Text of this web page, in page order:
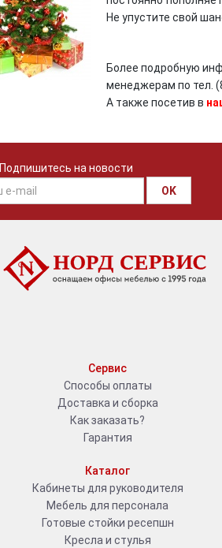
Не упустите свой
Более подробную
менеджерам по тел.
А также посетив в
Подпишитесь на новости
OK
Сервис
Способы оплаты
Доставка и сборка
Как заказать?
Гарантия
Каталог
Кабинеты для руководителя
Мебель для персонала
Готовые стойки ресепшн
Кресла и стулья